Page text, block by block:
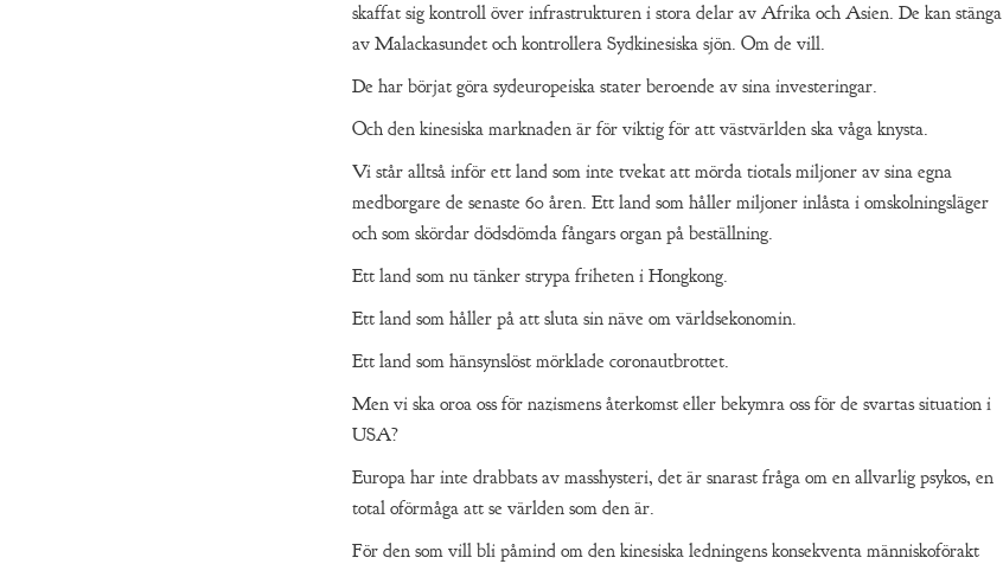
skaffat sig kontroll över infrastrukturen i stora delar av Afrika och Asien. De kan stänga
av Malackasundet och kontrollera Sydkinesiska sjön. Om de vill.
De har börjat göra sydeuropeiska stater beroende av sina investeringar.
Och den kinesiska marknaden är för viktig för att västvärlden ska våga knysta.
Vi står alltså inför ett land som inte tvekat att mörda tiotals miljoner av sina egna
medborgare de senaste 60 åren. Ett land som håller miljoner inlåsta i omskolningsläger
och som skördar dödsdömda fångars organ på beställning.
Ett land som nu tänker strypa friheten i Hongkong.
Ett land som håller på att sluta sin näve om världsekonomin.
Ett land som hänsynslöst mörklade coronautbrottet.
Men vi ska oroa oss för nazismens återkomst eller bekymra oss för de svartas situation i
USA?
Europa har inte drabbats av masshysteri, det är snarast fråga om en allvarlig psykos, en
total oförmåga att se världen som den är.
För den som vill bli påmind om den kinesiska ledningens konsekventa människoförakt